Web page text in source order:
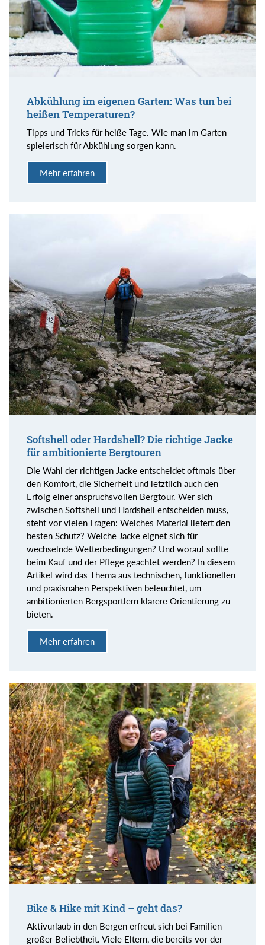
Abkühlung im eigenen Garten: Was tun bei
heißen Temperaturen?
Tipps und Tricks für heiße Tage. Wie man im Garten
spielerisch für Abkühlung sorgen kann.
Mehr erfahren
Softshell oder Hardshell? Die richtige Jacke
für ambitionierte Bergtouren
Die Wahl der richtigen Jacke entscheidet oftmals über
den Komfort, die Sicherheit und letztlich auch den
Erfolg einer anspruchsvollen Bergtour. Wer sich
zwischen Softshell und Hardshell entscheiden muss,
steht vor vielen Fragen: Welches Material liefert den
besten Schutz? Welche Jacke eignet sich für
wechselnde Wetterbedingungen? Und worauf sollte
beim Kauf und der Pflege geachtet werden? In diesem
Artikel wird das Thema aus technischen, funktionellen
und praxisnahen Perspektiven beleuchtet, um
ambitionierten Bergsportlern klarere Orientierung zu
bieten.
Mehr erfahren
Bike & Hike mit Kind – geht das?
Aktivurlaub in den Bergen erfreut sich bei Familien
großer Beliebtheit. Viele Eltern, die bereits vor der